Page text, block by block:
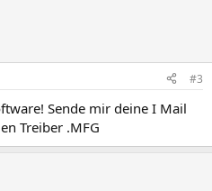
#3
Sende mir deine I Mail
Treiber .MFG